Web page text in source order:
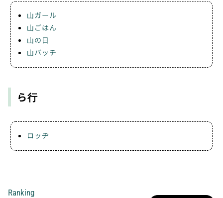
山ガール
山ごはん
山の日
山バッチ
ら行
ロッヂ
Ranking